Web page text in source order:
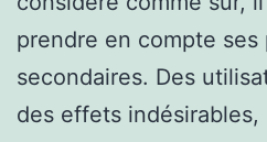
prendre en compte
secondaires. Des
des effets indésirables,